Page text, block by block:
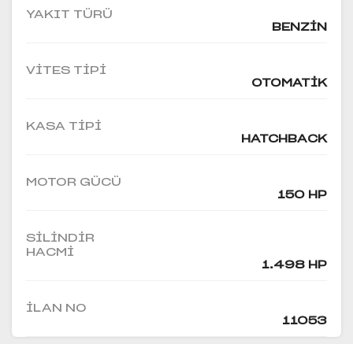
YAKIT TÜRÜ
BENZIN
VITES TIPI
OTOMATIK
KASA TIPI
HATCHBACK
MOTOR GÜCÜ
150 HP
SILINDIR
HACMI
1.498 HP
İLAN NO
11053